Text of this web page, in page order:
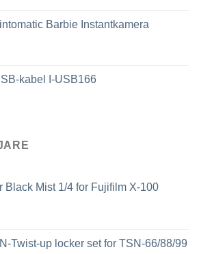
Barbie Instantkamera
kabel I-USB166
Black Mist 1/4 for Fujifilm X-100
Twist-up locker set for TSN-66/88/99